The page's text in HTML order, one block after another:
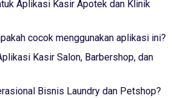
Aplikasi Kasir Apotek dan Klinik
cocok menggunakan aplikasi ini?
Kasir Salon, Barbershop, dan
Bisnis Laundry dan Petshop?